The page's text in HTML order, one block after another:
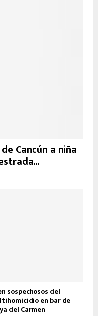
Cancún a niña
sospechosos del
en bar de
del Carmen